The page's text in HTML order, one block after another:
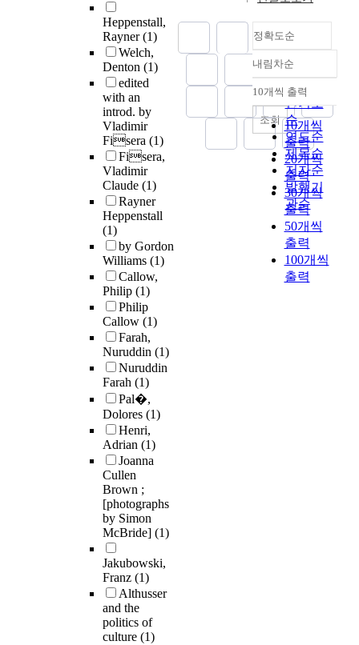
Heppenstall,
Rayner(1)
Welch,
Denton (1)
edited
with an
introd. by
Vladimir
Fisera (1)
Fisera,
Vladimir
Claude (1)
Rayner
Heppenstall
(1)
by Gordon
Williams (1)
Callow,
Philip (1)
Philip
Callow (1)
Farah,
Nuruddin (1)
Nuruddin
Farah (1)
Pal�,
Dolores (1)
Henri,
Adrian (1)
Joanna
Cullen
Brown ;
[photographs
by Simon
McBride] (1)
Jakubowski,
Franz (1)
Althusser
and the
politics of
culture (1)
정확도순
정확도
순
인기도
순
연도순
제목순
저자순
발행기
관순
내림차순
내림차순
10개씩 출력
10개씩
출력
20개씩
출력
30개씩
출력
50개씩
출력
100개씩
출력
조회